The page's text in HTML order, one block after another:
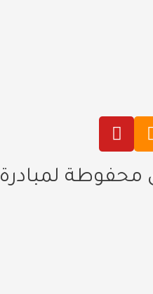
لمبادرة متكأ